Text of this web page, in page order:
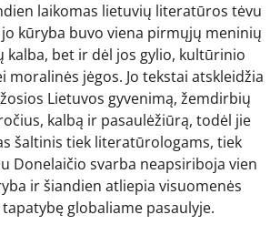
laikomas lietuvių literatūros tėvu
kūryba buvo viena pirmųjų meninių
kalba, bet ir dėl jos gylio, kultūrinio
moralinės jėgos. Jo tekstai atskleidžia
Lietuvos gyvenimą, žemdirbių
kalbą ir pasaulėžiūrą, todėl jie
šaltinis tiek literatūrologams, tiek
Donelaičio svarba neapsiriboja vien
ir šiandien atliepia visuomenės
globaliame pasaulyje.